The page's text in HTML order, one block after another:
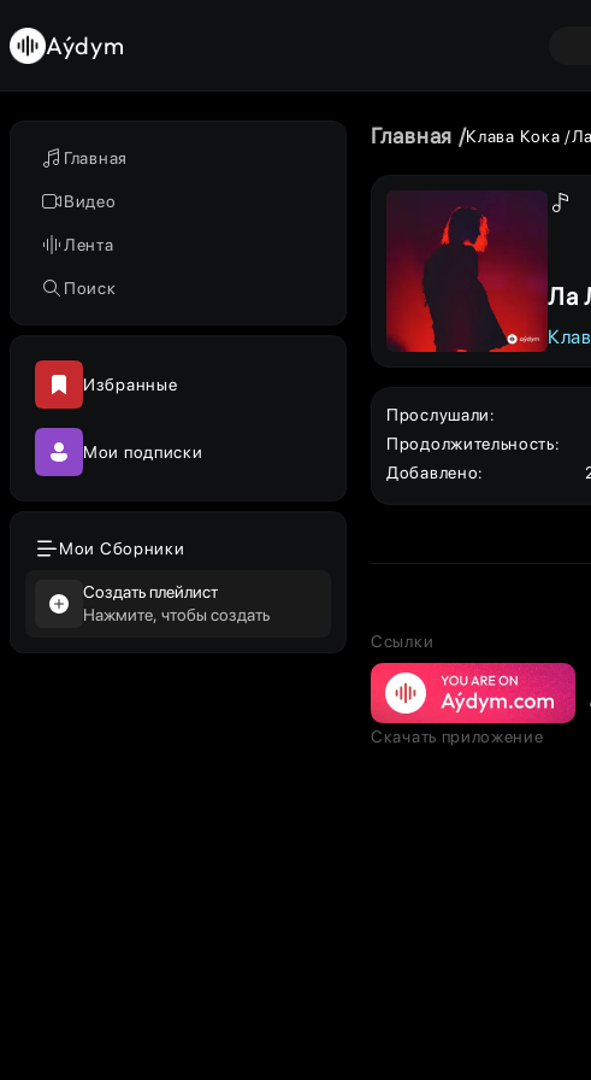
Главная
Видео
Лента
Поиск
Избранные
Мои подписки
Мои Сборники
Создать плейлист
Нажмите, чтобы создать
Aýdym
Главная Клава Кока
Ла
Прослушали:
Продолжительность:
Добавлено:
Ссылки
Скачать приложение